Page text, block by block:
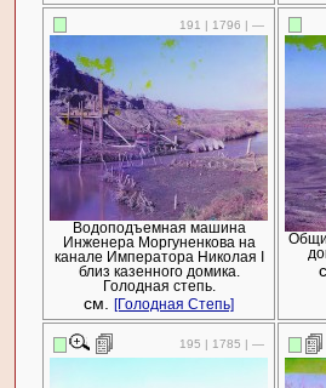
191 | 1796 | —
Водоподъемная машина
Инженера Моргуненкова на
канале Императора Николая I
близ казенного домика.
Голодная степь.
см. [Голодная Степь]
195 | 1785 | —